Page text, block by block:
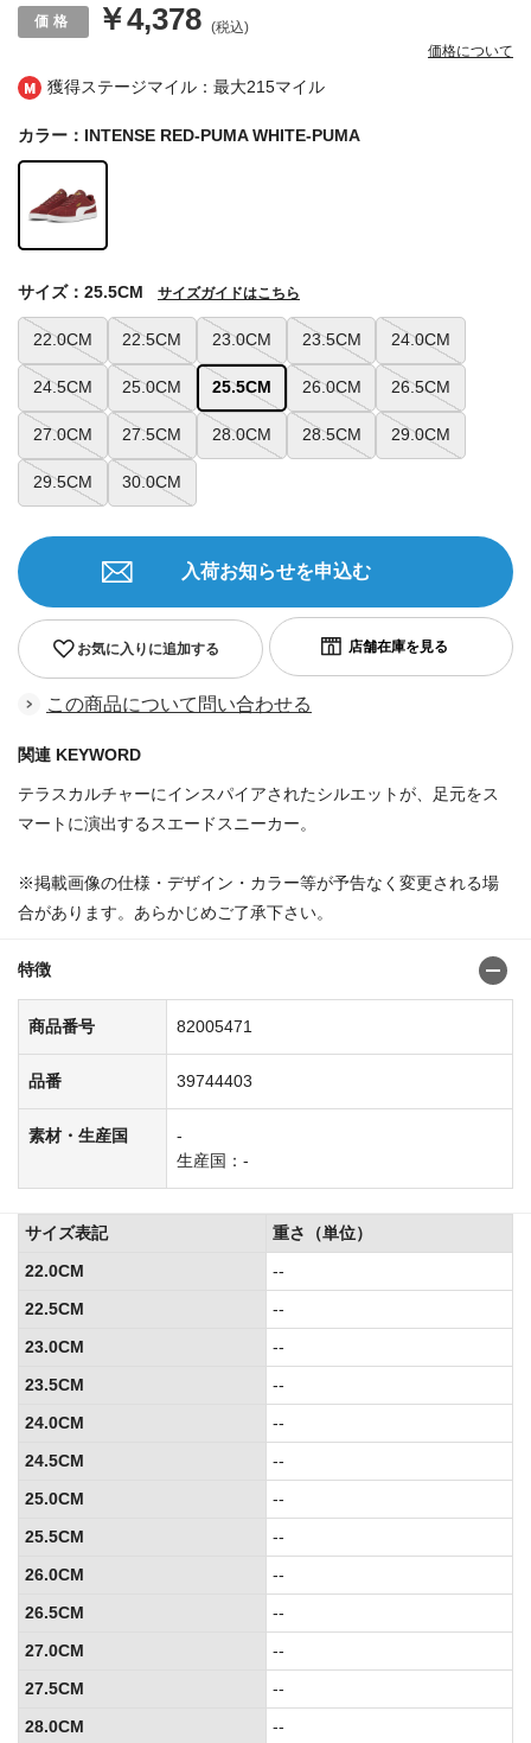
獲得ステージマイル：最大215マイル
￥4,378 (税込)
価格について
カラー：INTENSE RED-PUMA WHITE-PUMA
22.0CM 22.5CM 23.0CM 23.5CM 24.0CM
24.5CM 25.0CM 25.5CM 26.0CM 26.5CM
27.0CM 27.5CM 28.0CM 28.5CM 29.0CM
29.5CM 30.0CM
サイズ：25.5CM サイズガイドはこちら
お気に入りに追加する
入荷お知らせを申込む
この商品について問い合わせる
関連 KEYWORD
テラスカルチャーにインスパイアされたシルエットが、足元をス
マートに演出するスエードスニーカー。
※掲載画像の仕様・デザイン・カラー等が予告なく変更される場
合があります。あらかじめご了承下さい。
特徴
商品番号 82005471
品番 39744403
素材・生産国
-
生産国：-
サイズ表記
重さ（単位）
22.0CM
--
22.5CM
--
23.0CM
--
23.5CM
--
24.0CM
--
24.5CM
--
25.0CM
--
25.5CM
--
26.0CM
--
26.5CM
--
27.0CM
--
27.5CM
--
28.0CM
--